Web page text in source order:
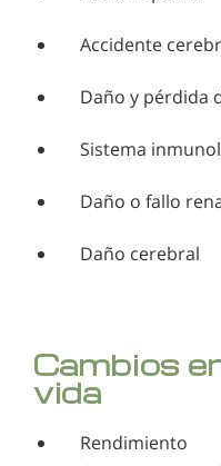
Accidente
Daño y pérdida
Sistema
Daño o fallo
Daño cerebral
Cambios
vida
Rendimiento